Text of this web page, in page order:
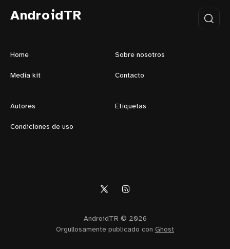
AndroidTR
Home Sobre nosotros
Media kit Contacto
Autores Etiquetas
Condiciones de uso
AndroidTR © 2026
Orgullosamente publicado con Ghost